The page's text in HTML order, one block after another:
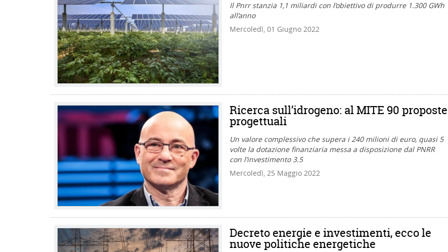
Cerca Pulisci
Il Pnrr stanzia 1,1 miliardi con l’obiettivo di produrre 1.300 GWh
all’anno
Mercoledì, 01 Giugno 2022
Ricerca sull’idrogeno: al MITE 90 proposte
progettuali
Un valore complessivo che supera i 240 milioni di euro, quasi 5
volte la dotazione finanziaria messa a disposizione dal PNRR
con l’investimento 3.5
Mercoledì, 25 Maggio 2022
Decreto energie e investimenti, ecco le
nuove politiche energetiche